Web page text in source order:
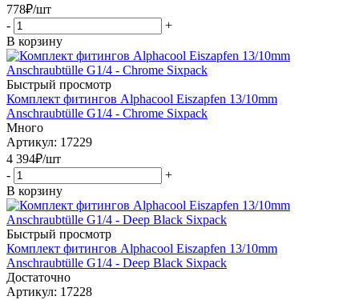
778₽/шт
-
+
В корзину
Быстрый просмотр
Комплект фитингов Alphacool Eiszapfen 13/10mm
Anschraubtülle G1/4 - Chrome Sixpack
Много
Артикул: 17229
4 394₽/шт
-
+
В корзину
Быстрый просмотр
Комплект фитингов Alphacool Eiszapfen 13/10mm
Anschraubtülle G1/4 - Deep Black Sixpack
Достаточно
Артикул: 17228